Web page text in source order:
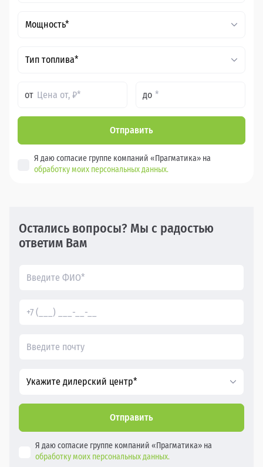
Мощность*
Тип топлива*
от до
Отправить
Я даю согласие группе компаний «Прагматика» на
обработку моих персональных данных.
Остались вопросы? Мы с радостью
ответим Вам
Укажите дилерский центр*
Отправить
Я даю согласие группе компаний «Прагматика» на
обработку моих персональных данных.